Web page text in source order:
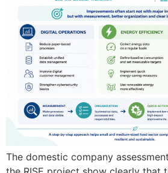
The domestic company